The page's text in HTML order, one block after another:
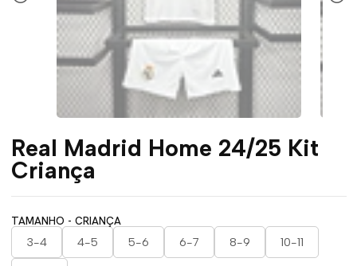
Real Madrid Home 24/25 Kit
Criança
TAMANHO - CRIANÇA
3-4
4-5 5-6 6-7 8-9 10-11